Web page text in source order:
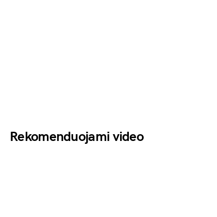
Rekomenduojami video